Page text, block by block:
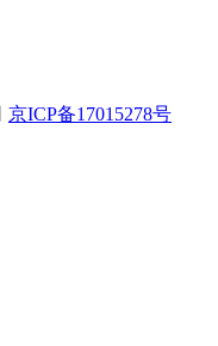
京ICP备17015278号